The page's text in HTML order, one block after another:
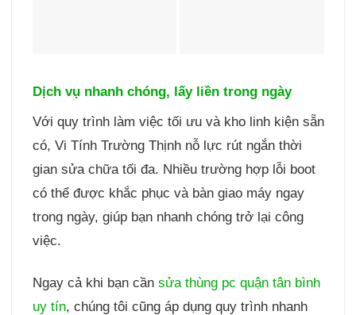
Dịch vụ nhanh chóng, lấy liền trong ngày
Với quy trình làm việc tối ưu và kho linh kiện sẵn
có, Vi Tính Trường Thịnh nỗ lực rút ngắn thời
gian sửa chữa tối đa. Nhiều trường hợp lỗi boot
có thể được khắc phục và bàn giao máy ngay
trong ngày, giúp bạn nhanh chóng trở lại công
việc.
Ngay cả khi bạn cần sửa thùng pc quận tân bình
uy tín, chúng tôi cũng áp dụng quy trình nhanh